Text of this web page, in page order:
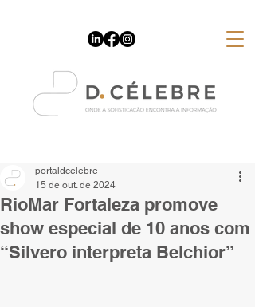
RioMar Fortaleza promove
show especial de 10 anos com
“Silvero interpreta Belchior”
portaldcelebre
15 de out. de 2024